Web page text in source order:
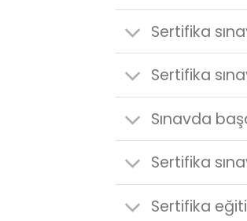
Sertifika
Sertifika
Sınavda
Sertifika
Sertifika